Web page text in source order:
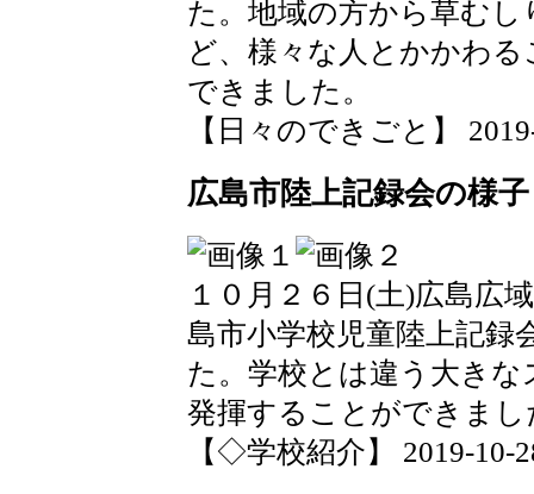
た。地域の方から草む
ど、様々な人とかかわ
できました。
【日々のできごと】
広島市陸上記録会の様子
１０月２６日(土)広島広
島市小学校児童陸上記録
た。学校とは違う大き
発揮することができまし
【◇学校紹介】 2019-10-